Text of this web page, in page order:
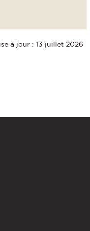
à jour : 13 juillet 2026